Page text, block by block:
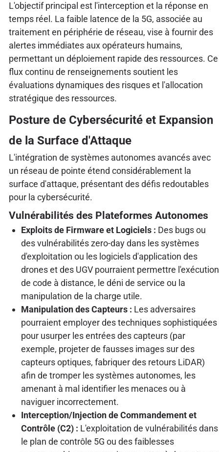
L'objectif principal est l'interception et la réponse en
temps réel. La faible latence de la 5G, associée au
traitement en périphérie de réseau, vise à fournir des
alertes immédiates aux opérateurs humains,
permettant un déploiement rapide des ressources. Ce
flux continu de renseignements soutient les
évaluations dynamiques des risques et l'allocation
stratégique des ressources.
Posture de Cybersécurité et Expansion
de la Surface d'Attaque
L'intégration de systèmes autonomes avancés avec
un réseau de pointe étend considérablement la
surface d'attaque, présentant des défis redoutables
pour la cybersécurité.
Vulnérabilités des Plateformes Autonomes
Exploits de Firmware et Logiciels : Des bugs ou
des vulnérabilités zero-day dans les systèmes
d'exploitation ou les logiciels d'application des
drones et des UGV pourraient permettre l'exécution
de code à distance, le déni de service ou la
manipulation de la charge utile.
Manipulation des Capteurs : Les adversaires
pourraient employer des techniques sophistiquées
pour usurper les entrées des capteurs (par
exemple, projeter de fausses images sur des
capteurs optiques, fabriquer des retours LiDAR)
afin de tromper les systèmes autonomes, les
amenant à mal identifier les menaces ou à
naviguer incorrectement.
Interception/Injection de Commandement et
Contrôle (C2) : L'exploitation de vulnérabilités dans
le plan de contrôle 5G ou des faiblesses